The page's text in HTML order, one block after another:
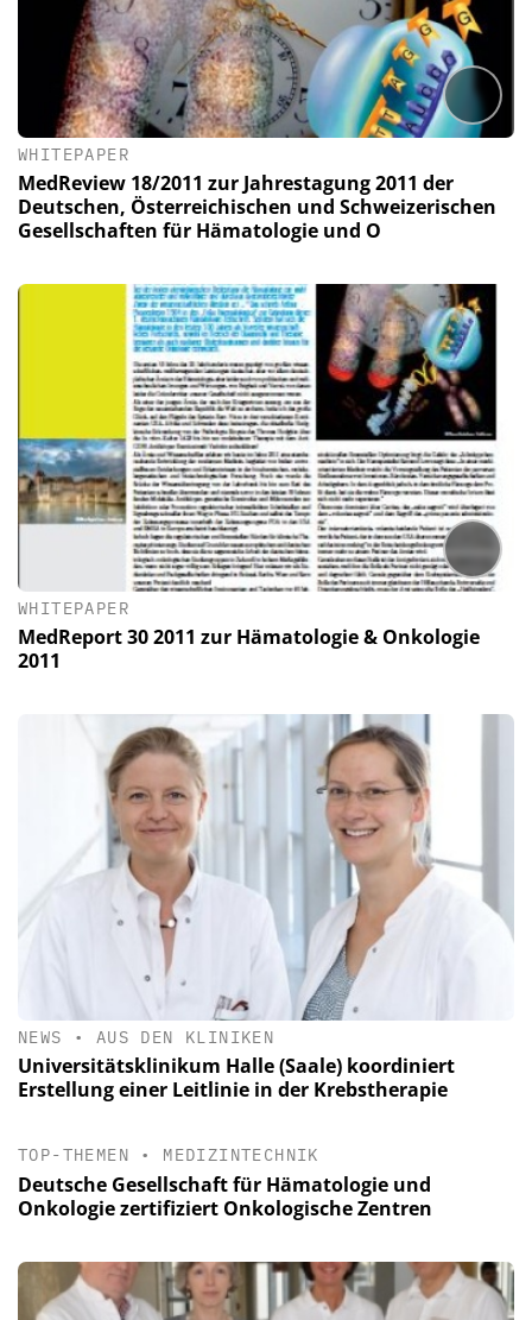
WHITEPAPER
MedReview 18/2011 zur Jahrestagung 2011 der
Deutschen, Österreichischen und Schweizerischen
Gesellschaften für Hämatologie und O
WHITEPAPER
MedReport 30 2011 zur Hämatologie & Onkologie
2011
NEWS • AUS DEN KLINIKEN
Universitätsklinikum Halle (Saale) koordiniert
Erstellung einer Leitlinie in der Krebstherapie
TOP-THEMEN • MEDIZINTECHNIK
Deutsche Gesellschaft für Hämatologie und
Onkologie zertifiziert Onkologische Zentren